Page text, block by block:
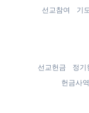
선교참여 기
선교헌금 정기
헌금사